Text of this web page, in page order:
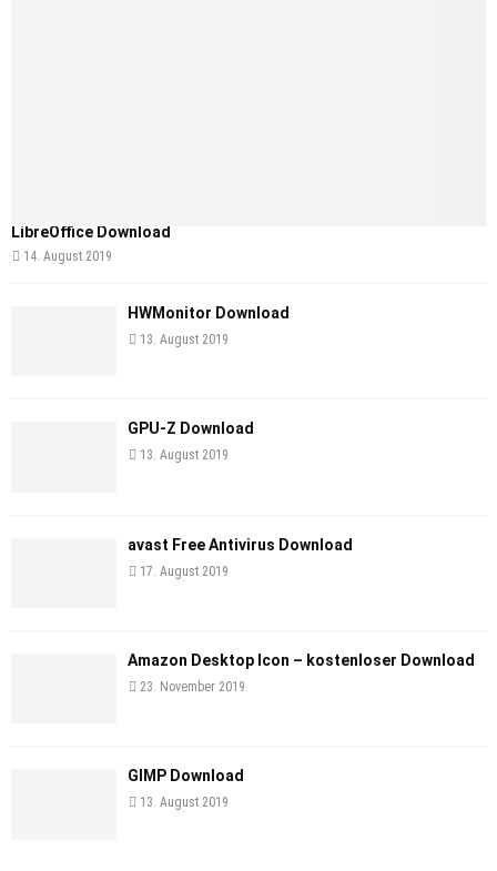
LibreOffice Download
14. August 2019
HWMonitor Download
13. August 2019
GPU-Z Download
13. August 2019
avast Free Antivirus Download
17. August 2019
Amazon Desktop Icon – kostenloser Download
23. November 2019
GIMP Download
13. August 2019